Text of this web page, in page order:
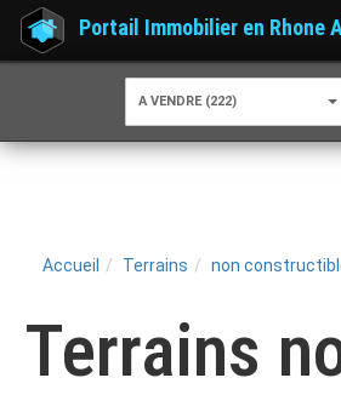
Portail Immobilier en Rhone
A VENDRE (222)
Accueil Terrains non
Terrains